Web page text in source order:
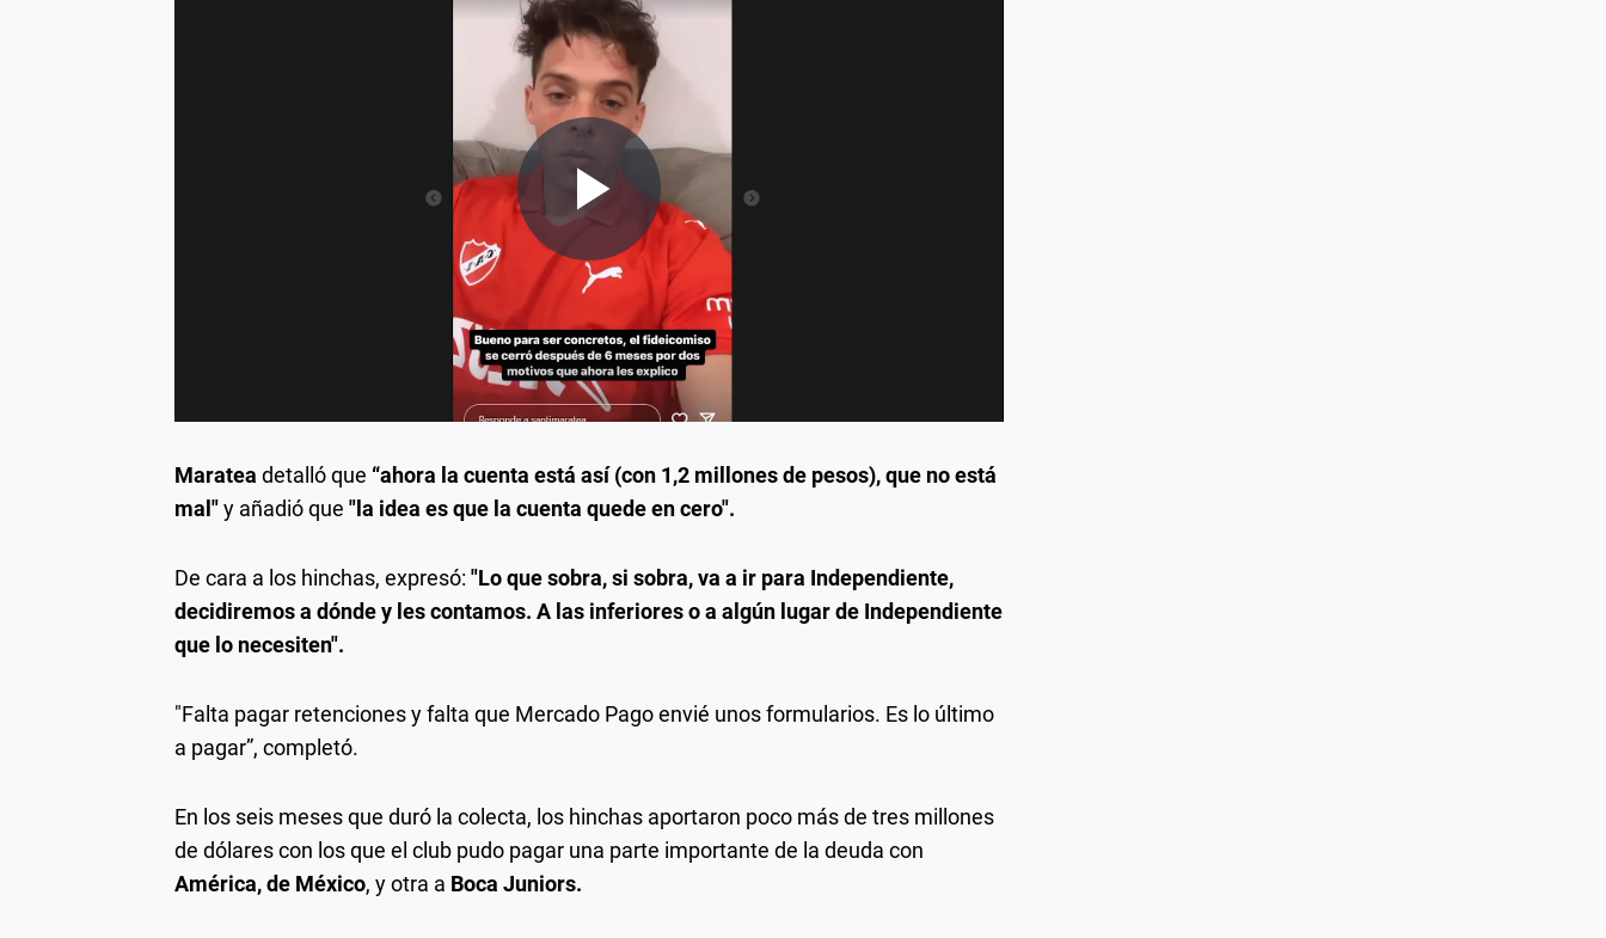
Maratea detalló que “ahora la cuenta está así (con 1,2 millones de pesos), que no está
mal"y añadió que "la idea es que la cuenta quede en cero".
De cara a los hinchas, expresó: "Lo que sobra, si sobra, va a ir para Independiente,
decidiremos a dónde y les contamos. A las inferiores o a algún lugar de Independiente
que lo necesiten".
"Falta pagar retenciones y falta que Mercado Pago envié unos formularios. Es lo último
a pagar”, completó.
En los seis meses que duró la colecta, los hinchas aportaron poco más de tres millones
de dólares con los que el club pudo pagar una parte importante de la deuda con
América, de México, y otra a Boca Juniors.